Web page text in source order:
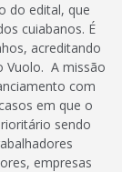
do edital, que
cuiabanos. É
acreditando
Vuolo. A missão
com
em que o
sendo
empresas